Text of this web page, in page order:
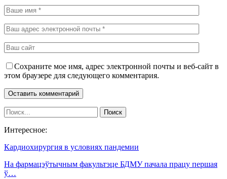
Сохраните мое имя, адрес электронной почты и веб-сайт в
этом браузере для следующего комментария.
Интересное:
Кардиохирургия в условиях пандемии
На фармацэўтычным факультэце БДМУ пачала працу першая
ў…